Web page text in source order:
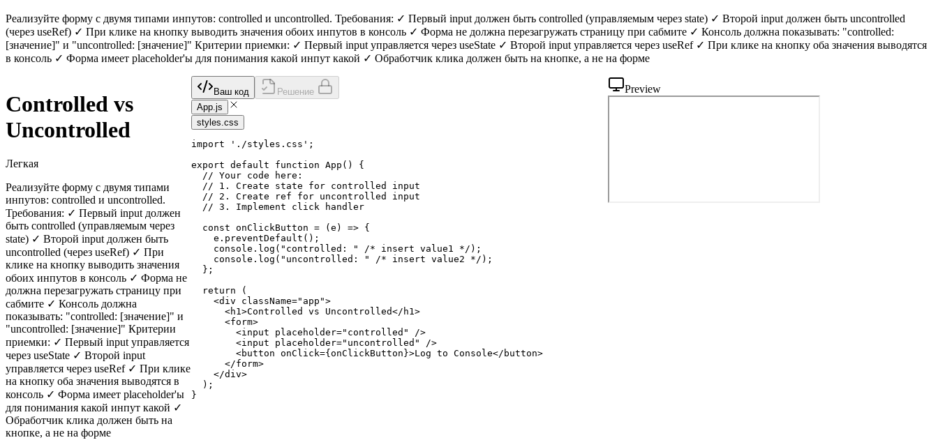
Реализуйте форму с двумя типами инпутов: controlled и uncontrolled. Требования: ✓ Первый input должен быть controlled (управляемым через state) ✓ Второй input должен быть uncontrolled
(через useRef) ✓ При клике на кнопку выводить значения обоих инпутов в консоль ✓ Форма не должна перезагружать страницу при сабмите ✓ Консоль должна показывать: "controlled:
[значение]" и "uncontrolled: [значение]" Критерии приемки: ✓ Первый input управляется через useState ✓ Второй input управляется через useRef ✓ При клике на кнопку оба значения выводятся
в консоль ✓ Форма имеет placeholder'ы для понимания какой инпут какой ✓ Обработчик клика должен быть на кнопке, а не на форме
Controlled vs
Uncontrolled
Легкая
Реализуйте форму с двумя типами
инпутов: controlled и uncontrolled.
Требования: ✓ Первый input должен
быть controlled (управляемым через
state) ✓ Второй input должен быть
uncontrolled (через useRef) ✓ При
клике на кнопку выводить значения
обоих инпутов в консоль ✓ Форма не
должна перезагружать страницу при
сабмите ✓ Консоль должна
показывать: "controlled: [значение]" и
"uncontrolled: [значение]" Критерии
приемки: ✓ Первый input управляется
через useState ✓ Второй input
управляется через useRef ✓ При клике
на кнопку оба значения выводятся в
консоль ✓ Форма имеет placeholder'ы
для понимания какой инпут какой ✓
Обработчик клика должен быть на
кнопке, а не на форме
Ваш код
Решение
App.js
styles.css
import './styles.css' ;
export default function App ( )
{
// Your code here:
// 1. Create state for controlled input
// 2. Create ref for uncontrolled input
// 3. Implement click handler
const onClickButton = ( e ) =>
{
e . preventDefault ( ) ;
console . log ( "controlled: " /* insert value1 */ ) ;
console . log ( "uncontrolled: " /* insert value2 */ ) ;
} ;
return
(
<div className="app">
<h1>Controlled vs Uncontrolled</ h1>
<form>
<input placeholder="controlled"
/>
<input placeholder="uncontrolled"
/>
<button onClick={ onClickButton }>Log to Console</ button>
</form>
</div>
) ;
}
Preview